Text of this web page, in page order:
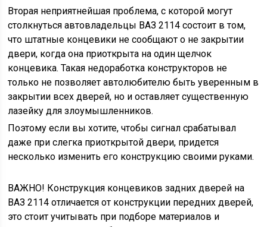
Вторая неприятнейшая проблема, с которой могут
столкнуться автовладельцы ВАЗ 2114 состоит в том,
что штатные концевики не сообщают о не закрытии
двери, когда она приоткрыта на один щелчок
концевика. Такая недоработка конструкторов не
только не позволяет автолюбителю быть уверенным в
закрытии всех дверей, но и оставляет существенную
лазейку для злоумышленников.
Поэтому если вы хотите, чтобы сигнал срабатывал
даже при слегка приоткрытой двери, придется
несколько изменить его конструкцию своими руками.
ВАЖНО! Конструкция концевиков задних дверей на
ВАЗ 2114 отличается от конструкции передних дверей,
это стоит учитывать при подборе материалов и